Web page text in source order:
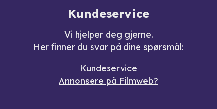
Kundeservice
Vi hjelper deg gjerne.
Her finner du svar på dine spørsmål:
Kundeservice
Annonsere på Filmweb?